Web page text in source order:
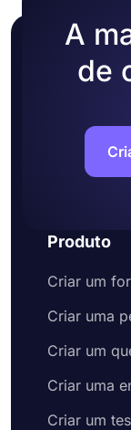
A
de
Produto
Criar um
Criar uma
Criar um
Criar uma
Criar um